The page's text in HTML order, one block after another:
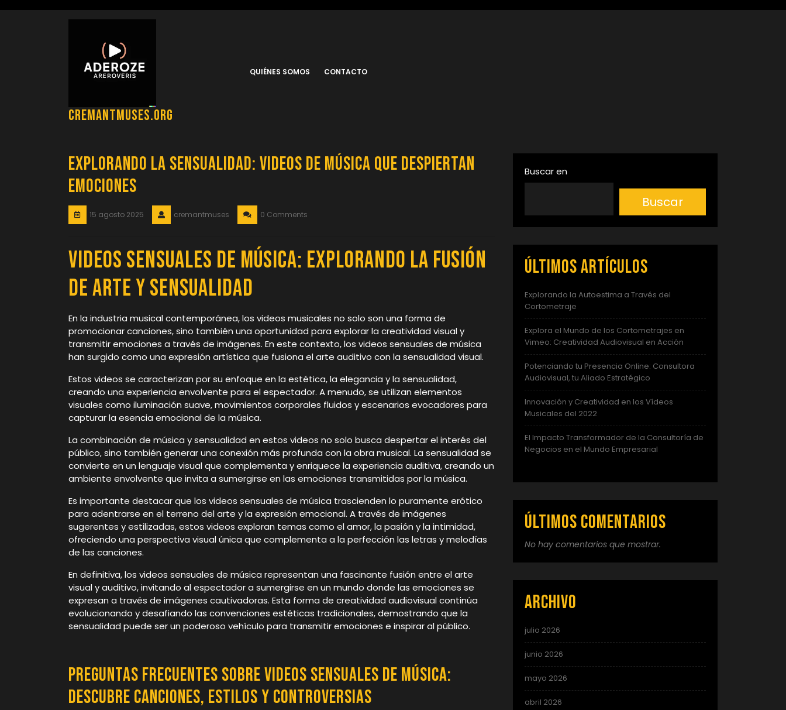
cremantmuses.org
QUIÉNES SOMOS CONTACTO
Explorando la Sensualidad: Videos de Música que Despiertan
Emociones
15 agosto 2025 cremantmuses 0 Comments
Videos Sensuales de Música: Explorando la Fusión
de Arte y Sensualidad
En la industria musical contemporánea, los videos musicales no solo son una forma de
promocionar canciones, sino también una oportunidad para explorar la creatividad visual y
transmitir emociones a través de imágenes. En este contexto, los videos sensuales de música
han surgido como una expresión artística que fusiona el arte auditivo con la sensualidad visual.
Estos videos se caracterizan por su enfoque en la estética, la elegancia y la sensualidad,
creando una experiencia envolvente para el espectador. A menudo, se utilizan elementos
visuales como iluminación suave, movimientos corporales fluidos y escenarios evocadores para
capturar la esencia emocional de la música.
La combinación de música y sensualidad en estos videos no solo busca despertar el interés del
público, sino también generar una conexión más profunda con la obra musical. La sensualidad se
convierte en un lenguaje visual que complementa y enriquece la experiencia auditiva, creando un
ambiente envolvente que invita a sumergirse en las emociones transmitidas por la música.
Es importante destacar que los videos sensuales de música trascienden lo puramente erótico
para adentrarse en el terreno del arte y la expresión emocional. A través de imágenes
sugerentes y estilizadas, estos videos exploran temas como el amor, la pasión y la intimidad,
ofreciendo una perspectiva visual única que complementa a la perfección las letras y melodías
de las canciones.
En definitiva, los videos sensuales de música representan una fascinante fusión entre el arte
visual y auditivo, invitando al espectador a sumergirse en un mundo donde las emociones se
expresan a través de imágenes cautivadoras. Esta forma de creatividad audiovisual continúa
evolucionando y desafiando las convenciones estéticas tradicionales, demostrando que la
sensualidad puede ser un poderoso vehículo para transmitir emociones e inspirar al público.
Preguntas Frecuentes sobre Videos Sensuales de Música:
Descubre Canciones, Estilos y Controversias
Buscar en
Buscar
Últimos artículos
Explorando la Autoestima a Través del
Cortometraje
Explora el Mundo de los Cortometrajes en
Vimeo: Creatividad Audiovisual en Acción
Potenciando tu Presencia Online: Consultora
Audiovisual, tu Aliado Estratégico
Innovación y Creatividad en los Vídeos
Musicales del 2022
El Impacto Transformador de la Consultoría de
Negocios en el Mundo Empresarial
Últimos comentarios
No hay comentarios que mostrar.
Archivo
julio 2026
junio 2026
mayo 2026
abril 2026